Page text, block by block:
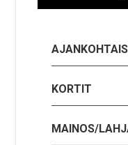
KORTIT
MAINOS/